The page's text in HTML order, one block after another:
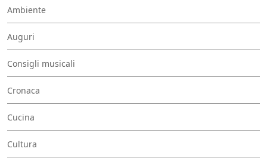
Ambiente
Auguri
Consigli musicali
Cronaca
Cucina
Cultura